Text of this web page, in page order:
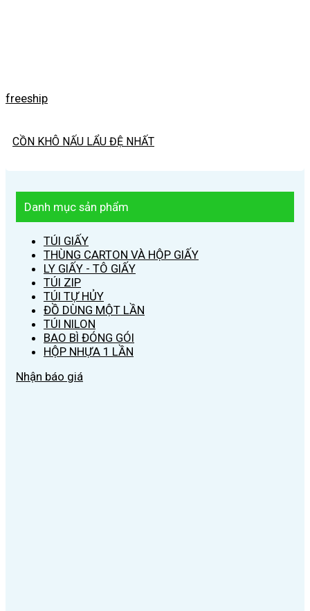
freeship
CỒN KHÔ NẤU LẨU ĐỆ NHẤT
Danh mục sản phẩm
TÚI GIẤY
THÙNG CARTON VÀ HỘP GIẤY
LY GIẤY - TÔ GIẤY
TÚI ZIP
TÚI TỰ HỦY
ĐỒ DÙNG MỘT LẦN
TÚI NILON
BAO BÌ ĐÓNG GÓI
HỘP NHỰA 1 LẦN
Nhận báo giá